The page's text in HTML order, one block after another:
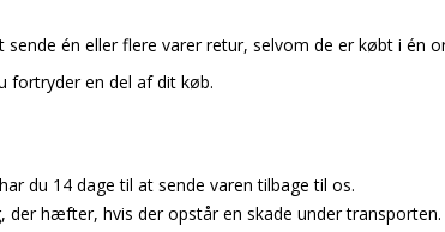
én eller flere varer retur, selvom de er købt i én
fortryder en del af dit køb.
du 14 dage til at sende varen tilbage til os.
hæfter, hvis der opstår en skade under transporten.